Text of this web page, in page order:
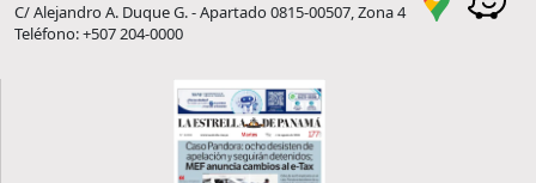
C/ Alejandro A. Duque G. - Apartado 0815-00507, Zona 4
Teléfono: +507 204-0000